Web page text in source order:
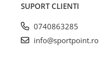
SUPORT CLIENTI
0740863285
info@sportpoint.ro